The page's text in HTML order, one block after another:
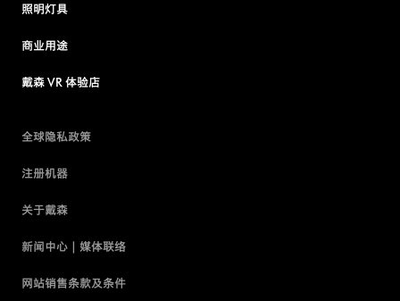
照明灯具
商业用途
戴森 VR 体验店
全球隐私政策
注册机器
关于戴森
新闻中心 | 媒体联络
网站销售条款及条件